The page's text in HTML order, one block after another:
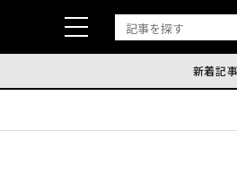
新着記事